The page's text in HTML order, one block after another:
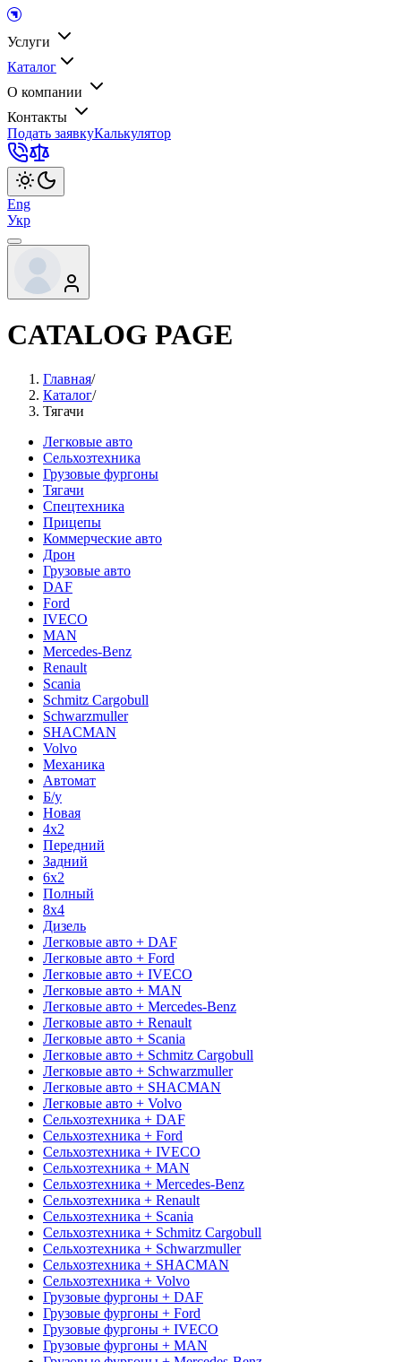
Услуги
Каталог
О компании
Контакты
Подать заявкуКалькулятор
Eng
Укр
CATALOG PAGE
Главная/
Каталог/
Тягачи
Легковые авто
Сельхозтехника
Грузовые фургоны
Тягачи
Спецтехника
Прицепы
Коммерческие авто
Дрон
Грузовые авто
DAF
Ford
IVECO
MAN
Mercedes-Benz
Renault
Scania
Schmitz Cargobull
Schwarzmuller
SHACMAN
Volvo
Механика
Автомат
Б/у
Новая
4x2
Передний
Задний
6x2
Полный
8x4
Дизель
Легковые авто + DAF
Легковые авто + Ford
Легковые авто + IVECO
Легковые авто + MAN
Легковые авто + Mercedes-Benz
Легковые авто + Renault
Легковые авто + Scania
Легковые авто + Schmitz Cargobull
Легковые авто + Schwarzmuller
Легковые авто + SHACMAN
Легковые авто + Volvo
Сельхозтехника + DAF
Сельхозтехника + Ford
Сельхозтехника + IVECO
Сельхозтехника + MAN
Сельхозтехника + Mercedes-Benz
Сельхозтехника + Renault
Сельхозтехника + Scania
Сельхозтехника + Schmitz Cargobull
Сельхозтехника + Schwarzmuller
Сельхозтехника + SHACMAN
Сельхозтехника + Volvo
Грузовые фургоны + DAF
Грузовые фургоны + Ford
Грузовые фургоны + IVECO
Грузовые фургоны + MAN